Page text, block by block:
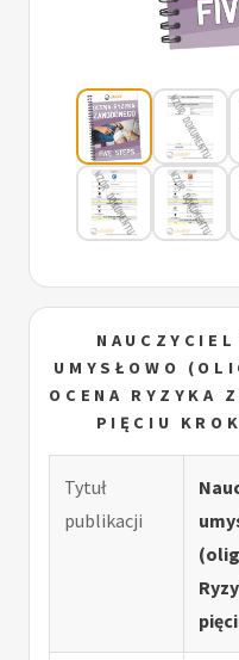
UMYSŁOWO
OCENA RYZYKA
PIĘCIU
Tytuł
publikacji